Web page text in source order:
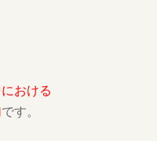
おける
です。